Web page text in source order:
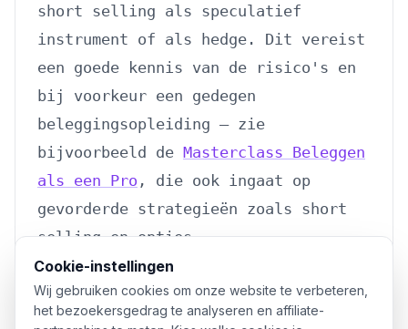
short selling als speculatief
instrument of als hedge. Dit vereist
een goede kennis van de risico's en
bij voorkeur een gedegen
beleggingsopleiding — zie
bijvoorbeeld de Masterclass Beleggen
als een Pro , die ook ingaat op
gevorderde strategieën zoals short
selling en opties.
Hoe vind je goede
Cookie-instellingen
Wij gebruiken cookies om onze website te verbeteren,
het bezoekersgedrag te analyseren en affiliate-